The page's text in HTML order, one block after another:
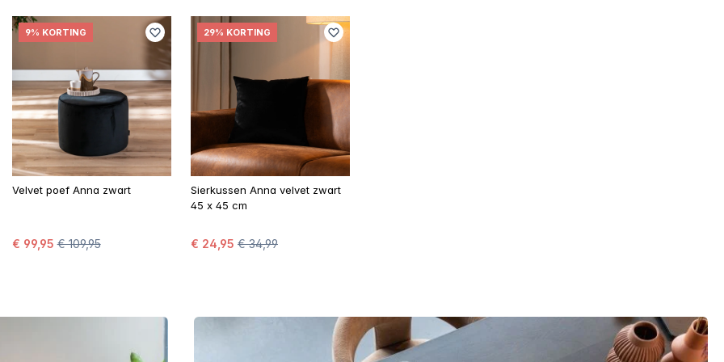
9% KORTING
Velvet poef Anna zwart
€ 99,95 € 109,95
29% KORTING
Sierkussen Anna velvet zwart
45 x 45 cm
€ 24,95 € 34,99